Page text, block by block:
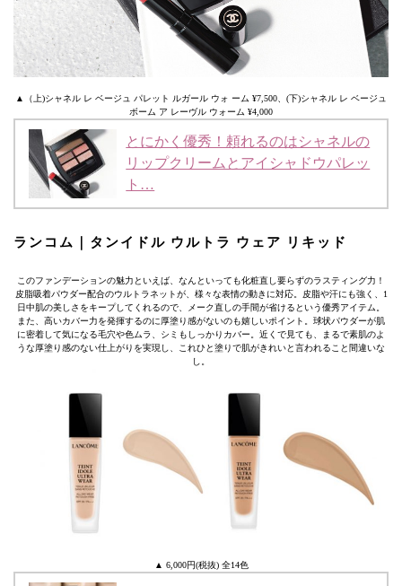
▲（上)シャネル レ ベージュ パレット ルガール ウォ ーム ¥7,500、(下)シャネル レ ベージュ
ボーム ア レーヴル ウォーム ¥4,000
とにかく優秀！頼れるのはシャネルの
リップクリームとアイシャドウパレッ
ト…
ランコム｜タンイドル ウルトラ ウェア リキッド
このファンデーションの魅力といえば、なんといっても化粧直し要らずのラスティング力！
皮脂吸着パウダー配合のウルトラネットが、様々な表情の動きに対応。皮脂や汗にも強く、1
日中肌の美しさをキープしてくれるので、メーク直しの手間が省けるという優秀アイテム。
また、高いカバー力を発揮するのに厚塗り感がないのも嬉しいポイント。球状パウダーが肌
に密着して気になる毛穴や色ムラ、シミもしっかりカバー。近くで見ても、まるで素肌のよ
うな厚塗り感のない仕上がりを実現し、これひと塗りで肌がきれいと言われること間違いな
し。
▲ 6,000円(税抜) 全14色